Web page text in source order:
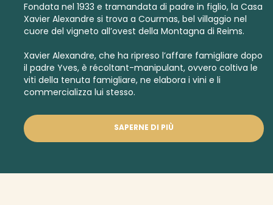
Fondata nel 1933 e tramandata di padre in figlio, la Casa
Xavier Alexandre si trova a Courmas, bel villaggio nel
cuore del vigneto all’ovest della Montagna di Reims.
Xavier Alexandre, che ha ripreso l’affare famigliare dopo
il padre Yves, è récoltant-manipulant, ovvero coltiva le
viti della tenuta famigliare, ne elabora i vini e li
commercializza lui stesso.
SAPERNE DI PIÙ